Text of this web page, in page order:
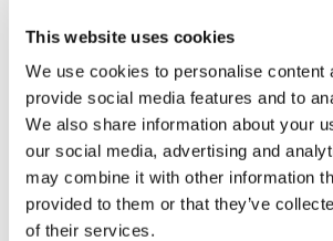
This website uses cookies
We use cookies to personalise content
provide social media features and to
We also share information about your
our social media, advertising and
may combine it with other information
provided to them or that they’ve
of their services.
モンスターハンター モンでふぉ ぬいぐ